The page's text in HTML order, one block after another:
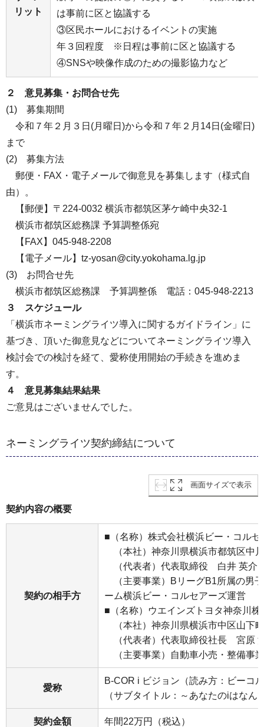
リット
は事前に区と協議する
③区民ホールにおけるイベントの実施
年３回程度 ※日程は事前に区と協議する
④SNSや映像作成のための撮影協力など
２ 意見募集・お問合せ先
(1) 募集期間
令和７年２月３日(月曜日)から令和７年２月14日(金曜日)
まで
(2) 募集方法
郵便・FAX・電子メールで御意見を募集します（様式自
由）。
【郵便】〒224-0032 横浜市都筑区茅ケ崎中央32-1
横浜市都筑区総務課 予算調整係宛
【FAX】045-948-2208
【電子メール】tz-yosan@city.yokohama.lg.jp
(3) お問合せ先
横浜市都筑区総務課 予算調整係 電話：045-948-2213
３ スケジュール
「横浜市ネーミングライツ導入に関するガイドライン」に
基づき、頂いた御意見などについてネーミングライツ導入
検討会での検討を経て、愛称使用開始の手続きを進めま
す。
４ 意見募集結果結果
ご意見はございませんでした。
ネーミングライツ契約締結について
画面サイズで表示
契約内容の概要
契約の相手方
■（名称）株式会社横浜ビー・コルセ
（本社）神奈川県横浜市都筑区中
（代表者）代表取締役 白井 英介
（主要事業）BリーグB1所属の男
ーム横浜ビー・コルセアーズ運営
■（名称）ウエインズトヨタ神奈川株
（本社）神奈川県横浜市中区山下
（代表者）代表取締役社長 宮原
（主要事業）自動車小売・整備事業
愛称
B-COR i ビジョン（読み方：ビーコ
（サブタイトル：～あなたのiはなん
契約金額 年間22万円（税込）